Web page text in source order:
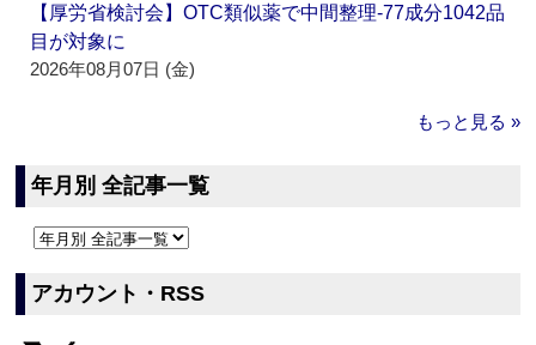
【厚労省検討会】OTC類似薬で中間整理‐77成分1042品
目が対象に
2026年08月07日 (金)
もっと見る »
年月別 全記事一覧
アカウント・RSS